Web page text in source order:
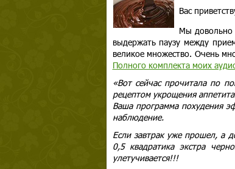
Вас
Мы довольно
выдержать паузу между
великое множество. Очень
Полного комплекта моих
«Вот сейчас прочитала по
рецептом укрощения
Ваша программа похудения
наблюдение.
Если завтрак уже прошел, а
0,5 квадратика экстра
улетучивается!!!